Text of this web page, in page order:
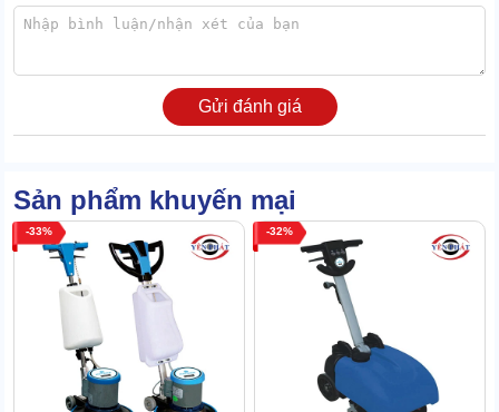
Tay cầm tiện lợi, hút mắt
Tay cầm của máy có hình cánh bướm đặc trưng. Phần khung 2
bên xòe rộng và uốn cong mềm mại, ôm lấy cần gạt nằm bên
Gửi đánh giá
Sản phẩm khuyến mại
33 32